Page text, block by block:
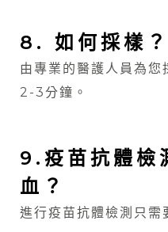
8. 如何採樣？
由專業的醫護人員為您
2-3分鐘。
9.疫苗抗體檢
血？
進行疫苗抗體檢測只